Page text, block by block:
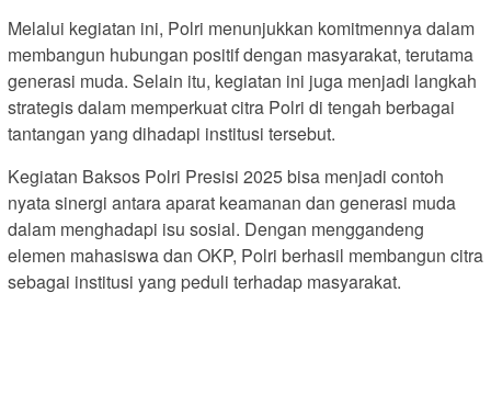
Melalui kegiatan ini, Polri menunjukkan komitmennya dalam
membangun hubungan positif dengan masyarakat, terutama
generasi muda. Selain itu, kegiatan ini juga menjadi langkah
strategis dalam memperkuat citra Polri di tengah berbagai
tantangan yang dihadapi institusi tersebut.
Kegiatan Baksos Polri Presisi 2025 bisa menjadi contoh
nyata sinergi antara aparat keamanan dan generasi muda
dalam menghadapi isu sosial. Dengan menggandeng
elemen mahasiswa dan OKP, Polri berhasil membangun citra
sebagai institusi yang peduli terhadap masyarakat.